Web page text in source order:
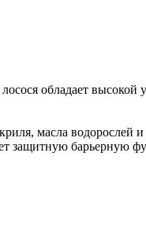
обладает высокой
масла водорослей
защитную барьерную